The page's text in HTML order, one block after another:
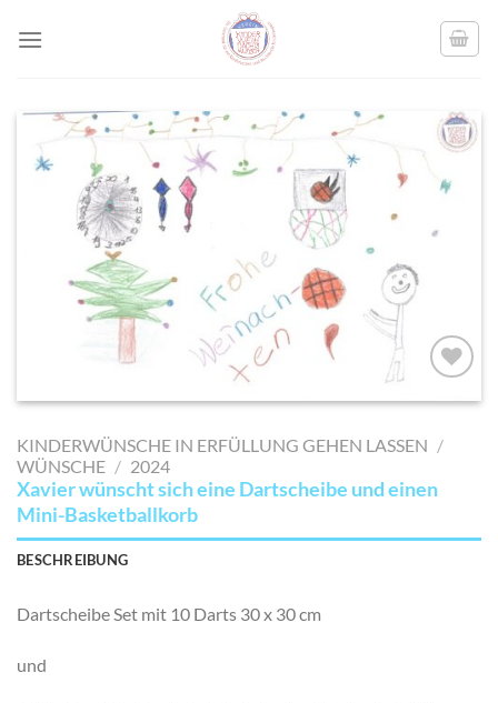
AUF MEINE
SETZEN
KINDERWÜNSCHE IN ERFÜLLUNG GEHEN LASSEN /
WÜNSCHE / 2024
Xavier wünscht sich eine Dartscheibe und einen
Mini-Basketballkorb
BESCHREIBUNG
Dartscheibe Set mit 10 Darts 30 x 30 cm
und